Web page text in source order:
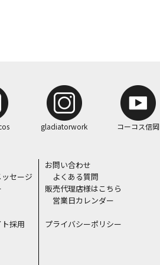
gladiatorwork コーコス信岡
セージ
採用
お問い合わせ
よくある質問
販売代理店様はこちら
営業日カレンダー
プライバシーポリシー